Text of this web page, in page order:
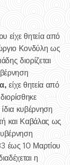
είχε θητεία από
Κονδύλη ως
διορίζεται
είχε θητεία από
κυβέρνηση
και Καβάλας ως
έως 10 Μαρτίου
η